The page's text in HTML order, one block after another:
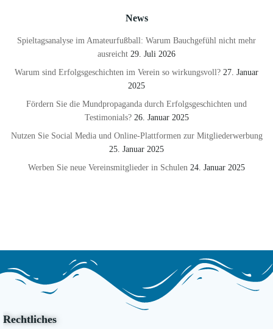
News
Spieltagsanalyse im Amateurfußball: Warum Bauchgefühl nicht mehr
ausreicht 29. Juli 2026
Warum sind Erfolgsgeschichten im Verein so wirkungsvoll? 27. Januar
2025
Fördern Sie die Mundpropaganda durch Erfolgsgeschichten und
Testimonials? 26. Januar 2025
Nutzen Sie Social Media und Online-Plattformen zur Mitgliederwerbung
25. Januar 2025
Werben Sie neue Vereinsmitglieder in Schulen 24. Januar 2025
Rechtliches